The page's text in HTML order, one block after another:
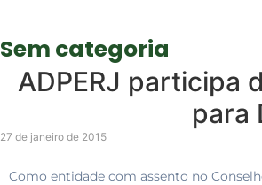
Sem categoria
ADPERJ participa
para
27 de janeiro de 2015
Como entidade com assento no